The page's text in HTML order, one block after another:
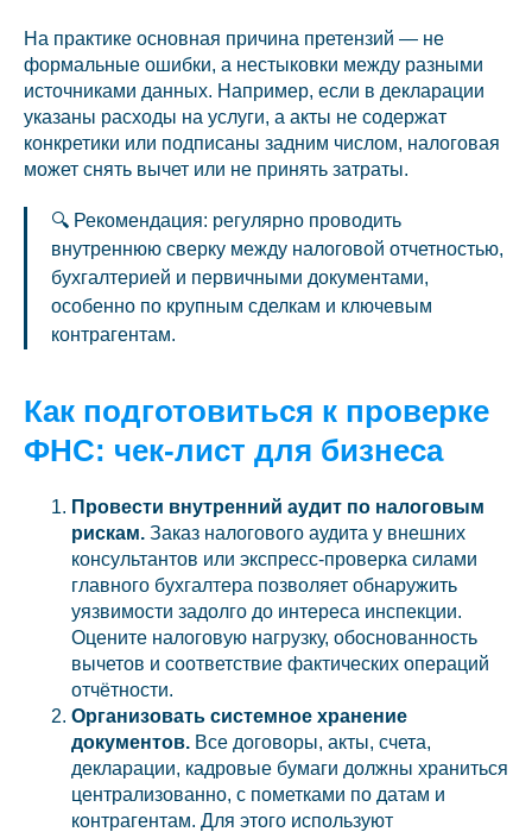
На практике основная причина претензий — не
формальные ошибки, а нестыковки между разными
источниками данных. Например, если в декларации
указаны расходы на услуги, а акты не содержат
конкретики или подписаны задним числом, налоговая
может снять вычет или не принять затраты.
🔍 Рекомендация: регулярно проводить
внутреннюю сверку между налоговой отчетностью,
бухгалтерией и первичными документами,
особенно по крупным сделкам и ключевым
контрагентам.
Как подготовиться к проверке
ФНС: чек‑лист для бизнеса
Провести внутренний аудит по налоговым
рискам. Заказ налогового аудита у внешних
консультантов или экспресс-проверка силами
главного бухгалтера позволяет обнаружить
уязвимости задолго до интереса инспекции.
Оцените налоговую нагрузку, обоснованность
вычетов и соответствие фактических операций
отчётности.
Организовать системное хранение
документов. Все договоры, акты, счета,
декларации, кадровые бумаги должны храниться
централизованно, с пометками по датам и
контрагентам. Для этого используют